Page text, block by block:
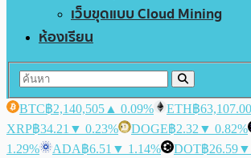
เว็บขุดแบบ Cloud Mining
ห้องเรียน
BTC฿2,140,505 ▲ 0.09% ETH฿63,107.00
XRP฿34.21 ▼ 0.23% DOGE฿2.32 ▼ 0.82%
1.29%
ADA฿6.51 ▼ 1.14% DOT฿26.59▼